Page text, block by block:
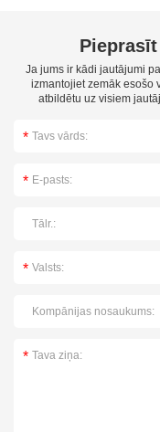
Ja jums ir kādi jautājumi
izmantojiet zemāk esošo
atbildētu uz visiem